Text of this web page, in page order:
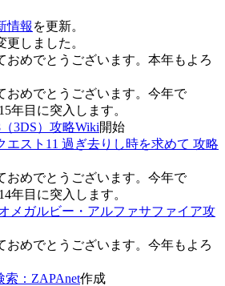
情報 を更新。
しました。
おめでとうございます。本年もよろ
おめでとうございます。今年で
年目に突入します。
3DS）攻略Wiki開始
エスト11 過ぎ去りし時を求めて 攻略
おめでとうございます。今年で
年目に突入します。
メガルビー・アルファサファイア攻
おめでとうございます。今年もよろ
索：ZAPAnet作成